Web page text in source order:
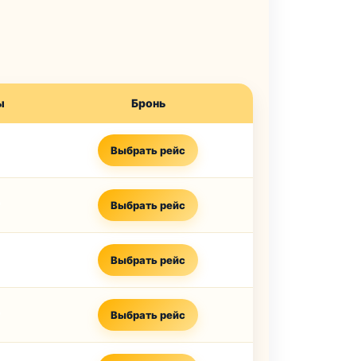
Бронь
Выбрать рейс
Выбрать рейс
Выбрать рейс
Выбрать рейс